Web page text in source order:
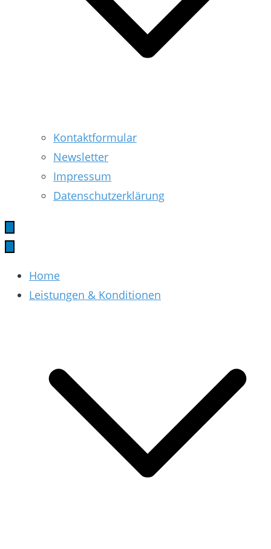
Kontaktformular
Newsletter
Impressum
Datenschutzerklärung
Home
Leistungen & Konditionen